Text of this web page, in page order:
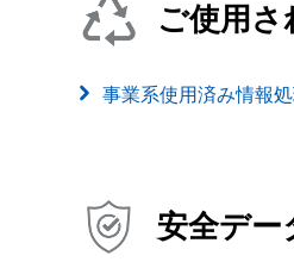
ご使用さ
事業系使用済み情報
安全デー